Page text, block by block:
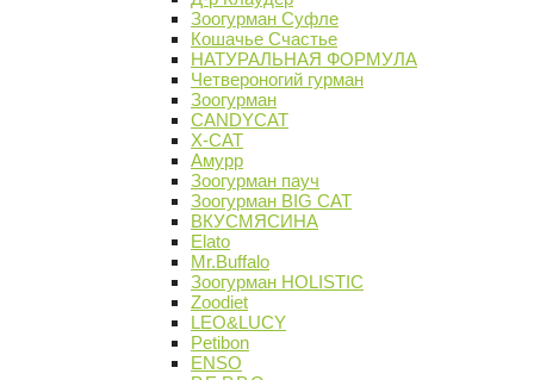
Зоогурман Суфле
Кошачье Счастье
НАТУРАЛЬНАЯ ФОРМУЛА
Четвероногий гурман
Зоогурман
CANDYCAT
X-CAT
Амурр
Зоогурман пауч
Зоогурман BIG CAT
ВКУСМЯСИНА
Elato
Mr.Buffalo
Зоогурман HOLISTIC
Zoodiet
LEO&LUCY
Petibon
ENSO